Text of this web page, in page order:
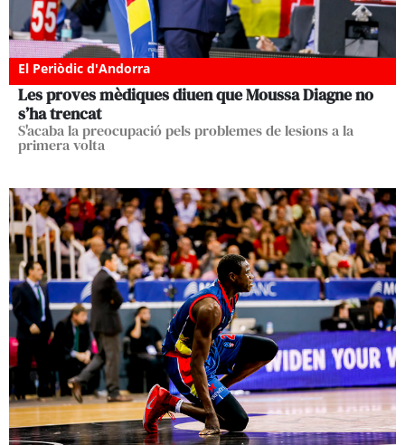
El Periòdic d'Andorra
Les proves mèdiques diuen que Moussa Diagne no
s’ha trencat
S'acaba la preocupació pels problemes de lesions a la
primera volta